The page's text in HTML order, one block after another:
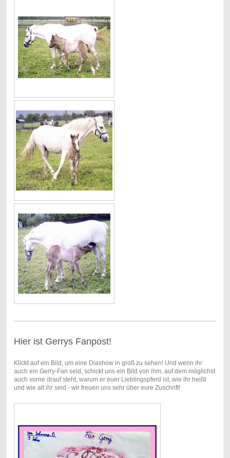
Hier ist Gerrys Fanpost!
Klickt auf ein Bild, um eine Diashow in groß zu sehen! Und wenn ihr
auch ein Gerry-Fan seid, schickt uns ein Bild von ihm, auf dem möglichst
auch vorne drauf steht, warum er euer Lieblingspferd ist, wie ihr heißt
und wie alt ihr seid - wir freuen uns sehr über eure Zuschrift!